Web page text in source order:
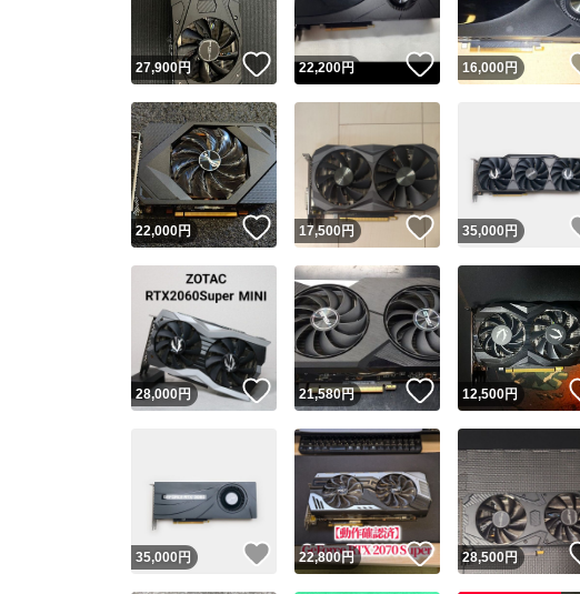
27,900円 いいね！
22,200円 いいね！
16,000円
22,000円 いいね！
17,500円 いいね！
35,000 円
28,000円 いいね！
21,580円 いいね！
12,500円
35,000 円 いいね！
22,800円 いいね！
28,500円